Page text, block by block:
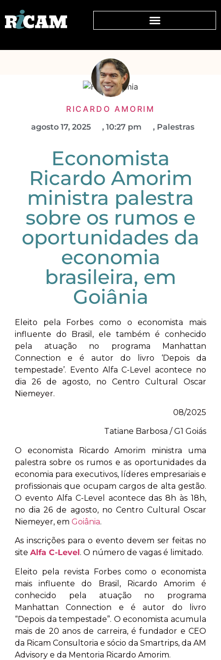
RICARDO AMORIM
agosto 17, 2025 , 10:27 pm , Palestras
Economista
Ricardo Amorim
ministra palestra
sobre os rumos e
oportunidades da
economia
brasileira, em
Goiânia
Eleito pela Forbes como o economista mais
influente do Brasil, ele também é conhecido
pela atuação no programa Manhattan
Connection e é autor do livro ‘Depois da
tempestade’. Evento Alfa C-Level acontece no
dia 26 de agosto, no Centro Cultural Oscar
Niemeyer.
08/2025
Tatiane Barbosa / G1 Goiás
O economista Ricardo Amorim ministra uma
palestra sobre os rumos e as oportunidades da
economia para executivos, líderes empresariais e
profissionais que ocupam cargos de alta gestão.
O evento Alfa C-Level acontece das 8h às 18h,
no dia 26 de agosto, no Centro Cultural Oscar
Niemeyer, em Goiânia.
As inscrições para o evento devem ser feitas no
site Alfa C-Level. O número de vagas é limitado.
Eleito pela revista Forbes como o economista
mais influente do Brasil, Ricardo Amorim é
conhecido pela atuação no programa
Manhattan Connection e é autor do livro
“Depois da tempestade”. O economista acumula
mais de 20 anos de carreira, é fundador e CEO
da Ricam Consultoria e sócio da Smartrips, da AM
Advisory e da Mentoria Ricardo Amorim.